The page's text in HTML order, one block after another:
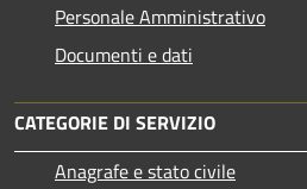
Personale Amministrativo
Documenti e dati
CATEGORIE DI SERVIZIO
Anagrafe e stato civile